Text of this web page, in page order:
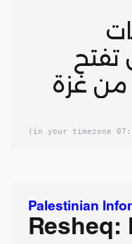
تفتح
من غزة
Palestinian
Resheq: